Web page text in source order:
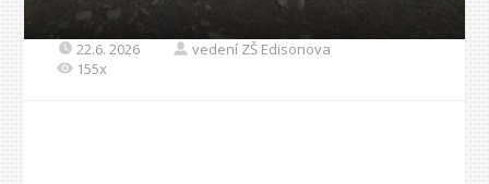
22.6. 2026
vedení ZŠ Edisonova
155x